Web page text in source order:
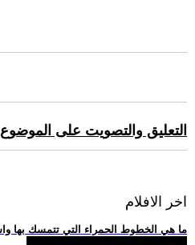
التعليق والتصويت على
اخر الافلام
.. ما هي الخطوط الحمراء التي تتمسك بها